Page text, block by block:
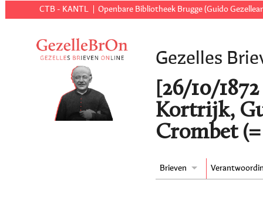
CTB - KANTL Openbare Bibliotheek Brugge (Guido
Gezelles
[26/10/
Kortrijk,
Crombet
Brieven